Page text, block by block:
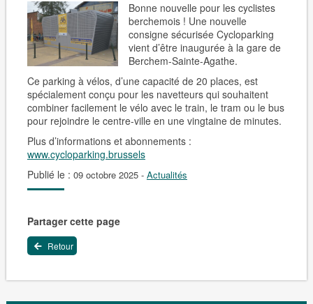
Bonne nouvelle pour les cyclistes
berchemois ! Une nouvelle
consigne sécurisée Cycloparking
vient d’être inaugurée à la gare de
Berchem-Sainte-Agathe.
Ce parking à vélos, d’une capacité de 20 places, est
spécialement conçu pour les navetteurs qui souhaitent
combiner facilement le vélo avec le train, le tram ou le bus
pour rejoindre le centre-ville en une vingtaine de minutes.
Plus d’informations et abonnements :
www.cycloparking.brussels
Publié le : 09 octobre 2025 - Actualités
Partager cette page
Retour